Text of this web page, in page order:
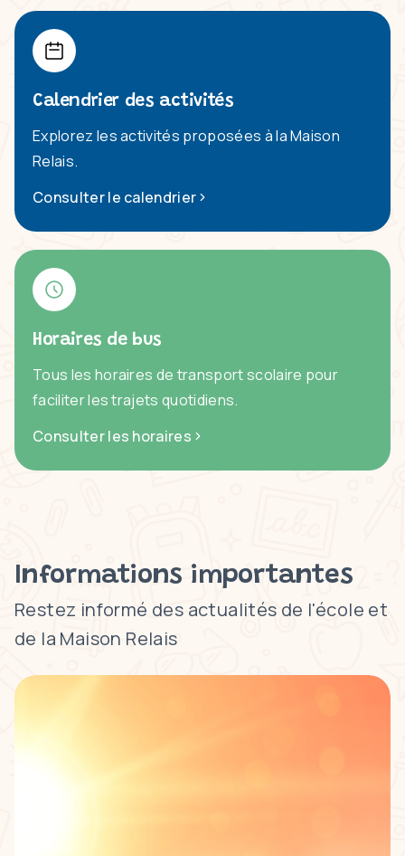
Calendrier des activités
Explorez les activités proposées à la Maison
Relais.
Consulter le calendrier
Horaires de bus
Tous les horaires de transport scolaire pour
faciliter les trajets quotidiens.
Consulter les horaires
Informations importantes
Restez informé des actualités de l'école et
de la Maison Relais